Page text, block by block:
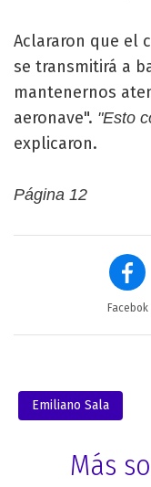
Aclararon que el
se transmitirá a
mantenernos
aeronave". "Esto
explicaron.
Página 12
Facebok
Emiliano Sala
Más